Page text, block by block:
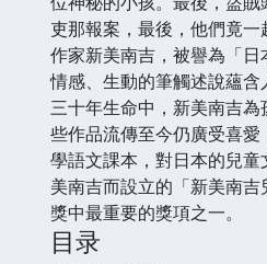
吏那報案，最後，他們竟
作家新美南吉，被譽為「
情感、生動的筆觸述說蘊
三十年生命中，新美南吉
些作品流傳至今仍廣受喜
學語文課本，對日本的兒
美南吉而設立的「新美南
獎中最重要的獎項之一。
目录